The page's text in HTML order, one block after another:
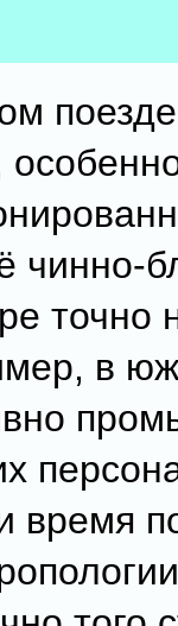
чинно-
точно
в
время